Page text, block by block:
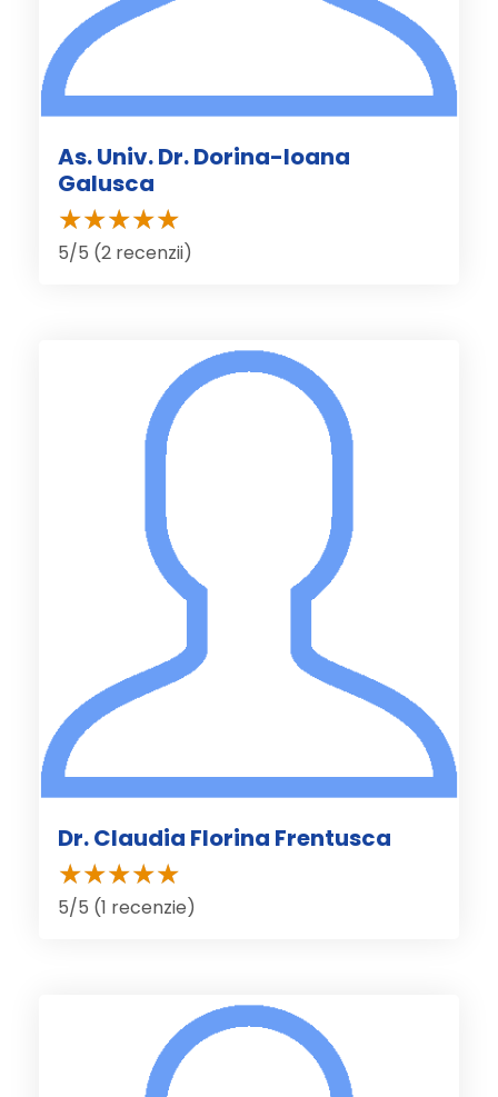
As. Univ. Dr. Dorina-Ioana
Galusca
5/5 (2 recenzii)
Dr. Claudia Florina Frentusca
5/5 (1 recenzie)